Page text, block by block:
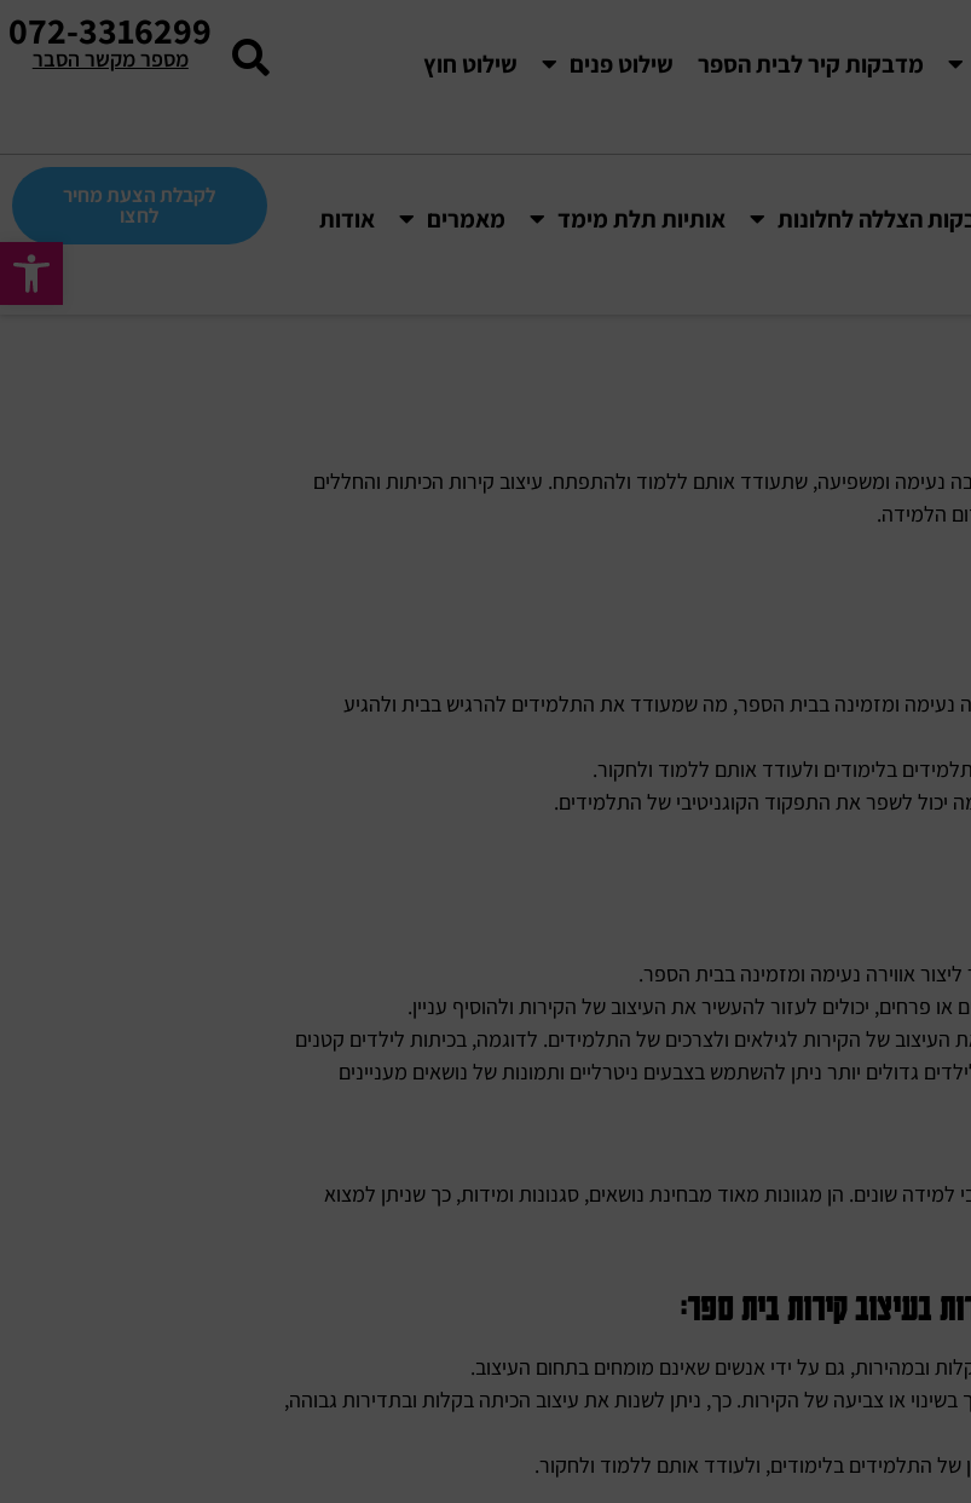
פתח
מדבקות קיר לבית הספר שילוט פנים
שילוט חוץ
072-3316299
מספר מקשר הסבר
הצללה לחלונות אותיות תלת מימד מאמרים
אודות
לקבלת הצעת מחיר
לחצו
נעימה ומשפיעה, שתעודד אותם ללמוד ולהתפתח. עיצוב קירות הכיתות והחללים
הלמידה.
נעימה ומזמינה בבית הספר, מה שמעודד את התלמידים להרגיש בבית ולהגיע
בלימודים ולעודד אותם ללמוד ולחקור.
יכול לשפר את התפקוד הקוגניטיבי של התלמידים.
ליצור אווירה נעימה ומזמינה בבית הספר.
או פרחים, יכולים לעזור להעשיר את העיצוב של הקירות ולהוסיף עניין.
העיצוב של הקירות לגילאים ולצרכים של התלמידים. לדוגמה, בכיתות לילדים קטנים
גדולים יותר ניתן להשתמש בצבעים ניטרליים ותמונות של נושאים מעניינים
למידה שונים. הן מגוונות מאוד מבחינת נושאים, סגנונות ומידות, כך שניתן למצוא
בעיצוב קירות בית ספר:
ובמהירות, גם על ידי אנשים שאינם מומחים בתחום העיצוב.
או צביעה של הקירות. כך, ניתן לשנות את עיצוב הכיתה בקלות ובתדירות גבוהה,
של התלמידים בלימודים, ולעודד אותם ללמוד ולחקור.